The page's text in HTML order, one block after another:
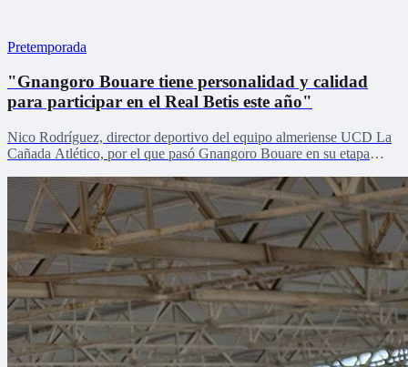
Pretemporada
"Gnangoro Bouare tiene personalidad y calidad
para participar en el Real Betis este año"
Nico Rodríguez, director deportivo del equipo almeriense UCD La
Cañada Atlético, por el que pasó Gnangoro Bouare en su etapa
cantera en la pretemporada verdiblanca con Zona Mixta.